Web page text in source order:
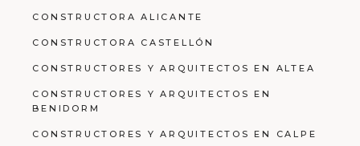
CONSTRUCTORA ALICANTE
CONSTRUCTORA CASTELLÓN
CONSTRUCTORES Y ARQUITECTOS EN ALTEA
CONSTRUCTORES Y ARQUITECTOS EN
BENIDORM
CONSTRUCTORES Y ARQUITECTOS EN CALPE